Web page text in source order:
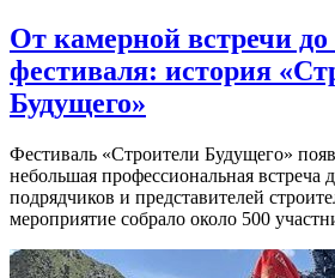
От камерной встречи до
фестиваля: история
Будущего»
Фестиваль «Строители Будущего»
небольшая профессиональная встреча
подрядчиков и представителей
мероприятие собрало около 500